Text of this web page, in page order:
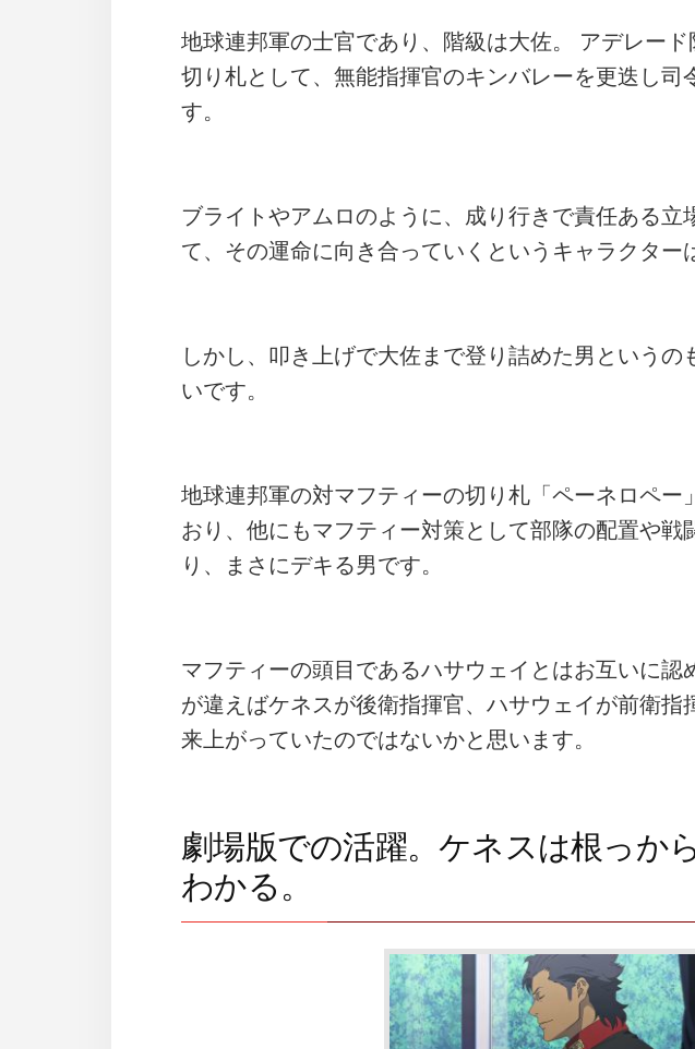
地球連邦軍の士官であり、階級は大佐。 アデレー
切り札として、無能指揮官のキンバレーを更迭し司
す。
ブライトやアムロのように、成り行きで責任ある立
て、その運命に向き合っていくというキャラクター
しかし、叩き上げで大佐まで登り詰めた男というの
いです。
地球連邦軍の対マフティーの切り札「ペーネロペー
おり、他にもマフティー対策として部隊の配置や戦
り、まさにデキる男です。
マフティーの頭目であるハサウェイとはお互いに認
が違えばケネスが後衛指揮官、ハサウェイが前衛指
来上がっていたのではないかと思います。
劇場版での活躍。ケネスは根っか
わかる。